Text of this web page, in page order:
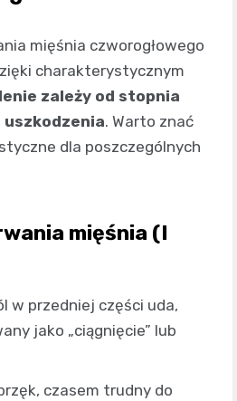
mięśnia czworogłowego
charakterystycznym
zależy od stopnia
. Warto znać
dla poszczególnych
mięśnia (I
w przedniej części uda,
jako „ciągnięcie” lub
czasem trudny do